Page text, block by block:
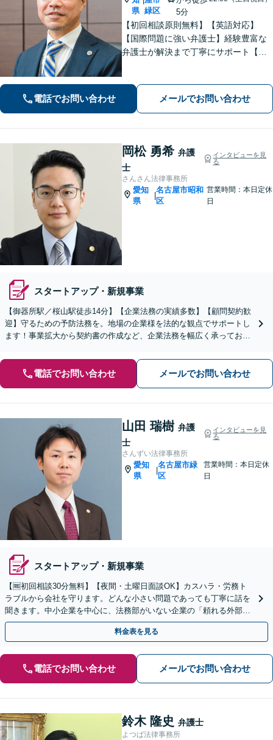
県 緑区
5分
【初回相談原則無料】【英語対応】
【国際問題に強い弁護士】経験豊富な
弁護士が解決まで丁寧にサポート【離
事件】早期釈放に向けて迅速に対処
【夜間・休日面談】【徳重駅／神沢駅5
電話でお問い合わせ メールでお問い合わせ
岡松 勇希 弁護
士
インタビューを見
る
さんさん法律事務所
愛知
県
|
名古屋市昭和
区
営業時間：本日定休
日
スタートアップ・新規事業
【御器所駅／桜山駅徒歩14分】【企業法務の実績多数】【顧問契約歓
迎】守るための予防法務を。地場の企業様を法的な観点でサポートし
ます！事業拡大から契約書の作成など、企業法務を幅広く承っており
電話でお問い合わせ メールでお問い合わせ
山田 瑞樹 弁護
士
インタビューを見
る
さんずい法律事務所
愛知
県
|
名古屋市緑
区
営業時間：本日定休
日
スタートアップ・新規事業
【🆓初回相談30分無料】【夜間・土曜日面談OK】カスハラ・労務ト
ラブルから会社を守ります。どんな小さい問題であっても丁寧に話を
聞きます。中小企業を中心に、法務部がいない企業の「頼れる外部パ
ートナー」になります【駐車場完備】
料金表を見る
電話でお問い合わせ メールでお問い合わせ
鈴木 隆史 弁護士
よつば法律事務所